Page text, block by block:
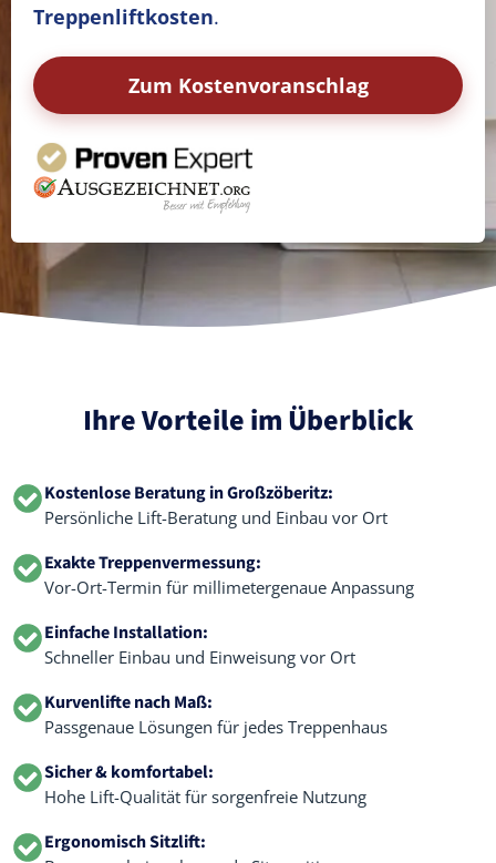
Treppenliftkosten.
Zum Kostenvoranschlag
Ihre Vorteile im Überblick
Kostenlose Beratung in Großzöberitz:
Persönliche Lift-Beratung und Einbau vor Ort
Exakte Treppenvermessung:
Vor-Ort-Termin für millimetergenaue Anpassung
Einfache Installation:
Schneller Einbau und Einweisung vor Ort
Kurvenlifte nach Maß:
Passgenaue Lösungen für jedes Treppenhaus
Sicher & komfortabel:
Hohe Lift-Qualität für sorgenfreie Nutzung
Ergonomisch Sitzlift: